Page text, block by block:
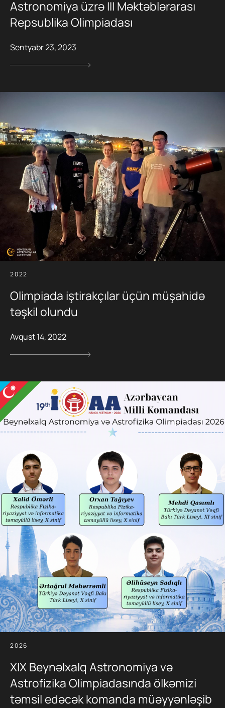
Astronomiya üzrə III Məktəblərarası
Repsublika Olimpiadası
Sentyabr 23, 2023
2022
Olimpiada iştirakçılar üçün müşahidə
təşkil olundu
Avqust 14, 2022
2026
XIX Beynəlxalq Astronomiya və
Astrofizika Olimpiadasında ölkəmizi
təmsil edəcək komanda müəyyənləşib